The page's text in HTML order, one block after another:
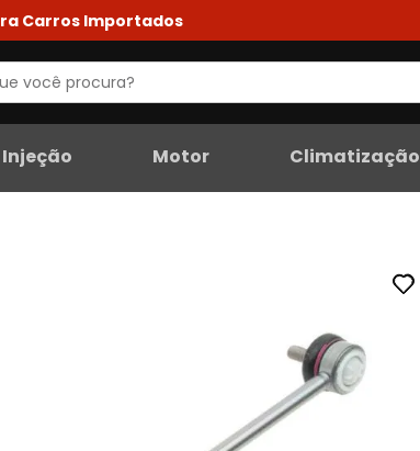
Carros Importados
Motor Climatização